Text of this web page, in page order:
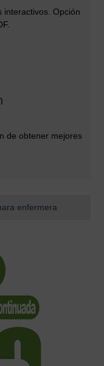
interactivos. Opción
de obtener mejores
enfermera